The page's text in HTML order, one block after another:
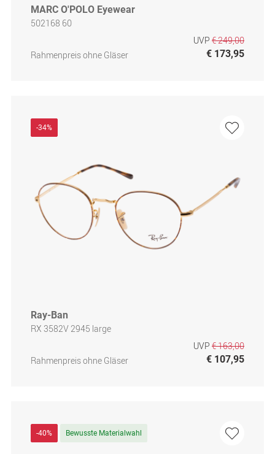
MARC O'POLO Eyewear
502168 60
Rahmenpreis ohne Gläser
UVP € 249,00
€ 173,95
-34%
Ray-Ban
RX 3582V 2945 large
Rahmenpreis ohne Gläser
UVP € 163,00
€ 107,95
-40% Bewusste Materialwahl